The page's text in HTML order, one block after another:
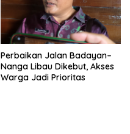
Perbaikan Jalan Badayan–
Nanga Libau Dikebut, Akses
Warga Jadi Prioritas